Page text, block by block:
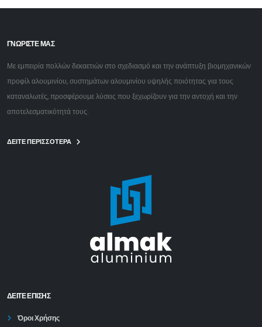
ΓΝΩΡΙΣΤΕ ΜΑΣ
Με εμπειρία πολλών δεκαετιών στο σχεδιασμό και την ανάπτυξη βιομηχανικών
προφίλ αλουμινίου, συστημάτων αλουμινίου υψηλής ποιότητας για τους
καταναλωτές, προσφέρουμε λύσεις που ξεχωρίζουν για την αντοχή και την
αποτελεσματικότητά τους.
ΔΕΙΤΕ ΠΕΡΙΣΣΟΤΕΡΑ
ΔΕΊΤΕ ΕΠΙΣΗΣ
Όροι Χρήσης